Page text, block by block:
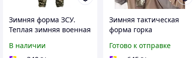
Зимняя форма ЗСУ.
Теплая зимняя военная
костюм
В наличии
Зимняя тактическая
форма горка
теплая военная форма
Готово к отправке